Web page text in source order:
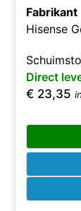
Fabrikant
Hisense
Direct
€ 23,35